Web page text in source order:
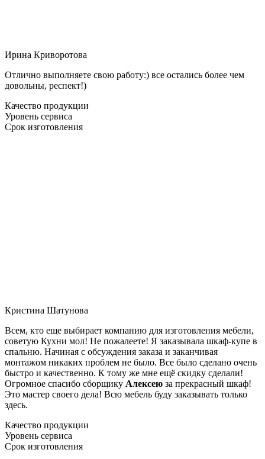
Ирина Криворотова
Отлично выполняете свою работу:) все остались более чем
довольны, респект!)
Качество продукции
Уровень сервиса
Срок изготовления
Кристина Шатунова
Всем, кто еще выбирает компанию для изготовления мебели,
советую Кухни мол! Не пожалеете! Я заказывала шкаф-купе в
спальню. Начиная с обсуждения заказа и заканчивая
монтажом никаких проблем не было. Все было сделано очень
быстро и качественно. К тому же мне ещё скидку сделали!
Огромное спасибо сборщику Алексею за прекрасный шкаф!
Это мастер своего дела! Всю мебель буду заказывать только
здесь.
Качество продукции
Уровень сервиса
Срок изготовления